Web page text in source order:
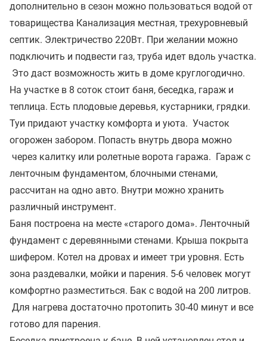
дополнительно в сезон можно пользоваться водой от
товарищества Канализация местная, трехуровневый
септик. Электричество 220Вт. При желании можно
подключить и подвести газ, труба идет вдоль участка.
Это даст возможность жить в доме круглогодично.
На участке в 8 соток стоит баня, беседка, гараж и
теплица. Есть плодовые деревья, кустарники, грядки.
Туи придают участку комфорта и уюта. Участок
огорожен забором. Попасть внутрь двора можно
через калитку или ролетные ворота гаража. Гараж с
ленточным фундаментом, блочными стенами,
рассчитан на одно авто. Внутри можно хранить
различный инструмент.
Баня построена на месте «старого дома». Ленточный
фундамент с деревянными стенами. Крыша покрыта
шифером. Котел на дровах и имеет три уровня. Есть
зона раздевалки, мойки и парения. 5-6 человек могут
комфортно разместиться. Бак с водой на 200 литров.
Для нагрева достаточно протопить 30-40 минут и все
готово для парения.